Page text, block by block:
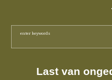
Last van